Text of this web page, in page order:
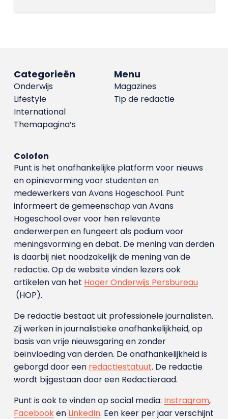
Menu
Magazines
Tip de redactie
Categorieën
Onderwijs
Lifestyle
International
Themapagina’s
Colofon
Punt is het onafhankelijke platform voor nieuws
en opinievorming voor studenten en
medewerkers van Avans Hoge­school. Punt
informeert de gemeenschap van Avans
Hogeschool over voor hen relevante
onderwerpen en fungeert als podium voor
meningsvorming en debat. De mening van derden
is daarbij niet noodzakelijk de mening van de
redactie. Op de website vinden lezers ook
artikelen van het Hoger Onderwijs Persbureau
(HOP).
De redactie bestaat uit professionele journalisten.
Zij werken in journalistieke onafhankelijkheid, op
basis van vrije nieuwsgaring en zonder
beïnvloeding van derden. De onafhankelijkheid is
geborgd door een redactiestatuut. De redactie
wordt bijgestaan door een Redactieraad.
Punt is ook te vinden op social media: Instragram,
Facebooken LinkedIn. Een keer per jaar verschijnt